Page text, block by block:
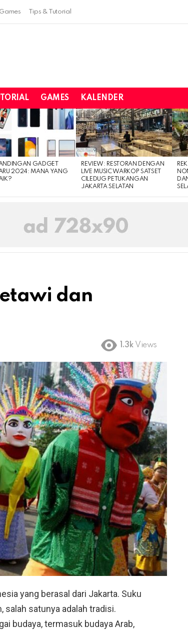
Games Tips & Tutorial
GAMES KALENDER
GADGET
2024: MANA YANG
REVIEW: RESTORAN DENGAN
LIVE MUSIC WARKOP SATSET
CILEDUG PETUKANGAN
JAKARTA SELATAN
dan
1.3k Views
yang berasal dari Jakarta. Suku
salah satunya adalah tradisi.
budaya, termasuk budaya Arab,